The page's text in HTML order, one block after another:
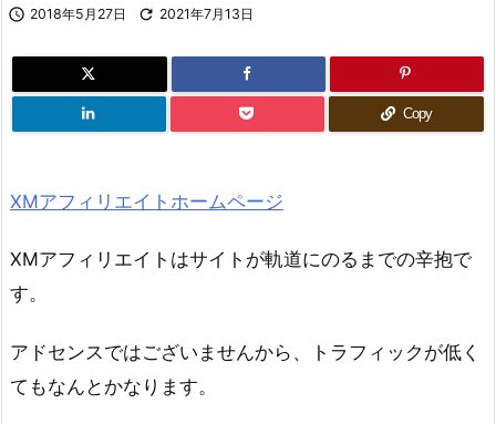
 2018年5月27日  2021年7月13日
Copy
XMアフィリエイトホームページ
XMアフィリエイトはサイトが軌道にのるまでの辛抱で
す。
アドセンスではございませんから、トラフィックが低く
てもなんとかなります。